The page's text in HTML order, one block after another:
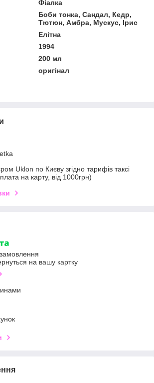
Фіалка
Боби тонка, Сандал, Кедр,
Тютюн, Амбра, Мускус, Ірис
Елітна
1994
200 мл
оригінал
Uklon по Києву згідно тарифів таксі
на карту, від 1000грн)
на вашу картку